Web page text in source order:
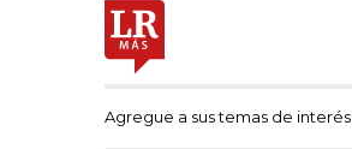
Agregue a sus temas de interés